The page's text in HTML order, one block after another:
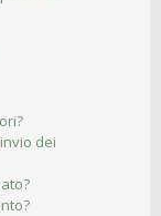
dei